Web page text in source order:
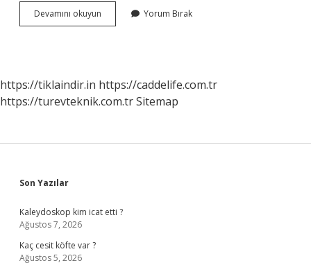
Devamını okuyun
Diğer
Yorum Bırak
https://tiklaindir.in https://caddelife.com.tr
https://turevteknik.com.trSitemap
Sidebar
Son Yazılar
Kaleydoskop kim icat etti ?
Ağustos 7, 2026
Kaç cesit köfte var ?
Ağustos 5, 2026